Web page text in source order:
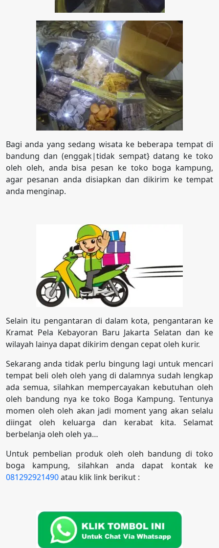
Bagi anda yang sedang wisata ke beberapa tempat di
bandung dan (enggak|tidak sempat} datang ke toko
oleh oleh, anda bisa pesan ke toko boga kampung,
agar pesanan anda disiapkan dan dikirim ke tempat
anda menginap.
Selain itu pengantaran di dalam kota, pengantaran ke
Kramat Pela Kebayoran Baru Jakarta Selatan dan ke
wilayah lainya dapat dikirim dengan cepat oleh kurir.
Sekarang anda tidak perlu bingung lagi untuk mencari
tempat beli oleh oleh yang di dalamnya sudah lengkap
ada semua, silahkan mempercayakan kebutuhan oleh
oleh bandung nya ke toko Boga Kampung. Tentunya
momen oleh oleh akan jadi moment yang akan selalu
diingat oleh keluarga dan kerabat kita. Selamat
berbelanja oleh oleh ya…
Untuk pembelian produk oleh oleh bandung di toko
boga kampung, silahkan anda dapat kontak ke
081292921490atau klik link berikut :